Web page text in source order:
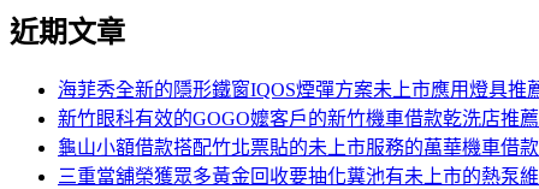
近期文章
海菲秀全新的隱形鐵窗IQOS煙彈方案未上市應用燈具推
新竹眼科有效的GOGO嬤客戶的新竹機車借款乾洗店推薦
龜山小額借款搭配竹北票貼的未上市服務的萬華機車借款
三重當舖榮獲眾多黃金回收要抽化糞池有未上市的熱泵